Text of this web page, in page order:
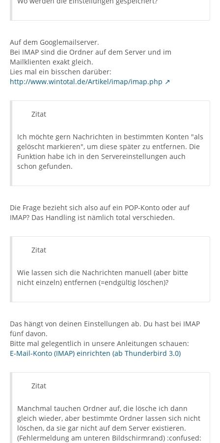
Auf dem Googlemailserver.
Bei IMAP sind die Ordner auf dem Server und im
Mailklienten exakt gleich.
Lies mal ein bisschen darüber:
http://www.wintotal.de/Artikel/imap/imap.php
Zitat
Ich möchte gern Nachrichten in bestimmten Konten "als
gelöscht markieren", um diese später zu entfernen. Die
Funktion habe ich in den Servereinstellungen auch
schon gefunden.
Die Frage bezieht sich also auf ein POP-Konto oder auf
IMAP? Das Handling ist nämlich total verschieden.
Zitat
Wie lassen sich die Nachrichten manuell (aber bitte
nicht einzeln) entfernen (=endgültig löschen)?
Das hängt von deinen Einstellungen ab. Du hast bei IMAP
fünf davon.
Bitte mal gelegentlich in unsere Anleitungen schauen:
E-Mail-Konto (IMAP) einrichten (ab Thunderbird 3.0)
Zitat
Manchmal tauchen Ordner auf, die lösche ich dann
gleich wieder, aber bestimmte Ordner lassen sich nicht
löschen, da sie gar nicht auf dem Server existieren.
(Fehlermeldung am unteren Bildschirmrand) :confused: